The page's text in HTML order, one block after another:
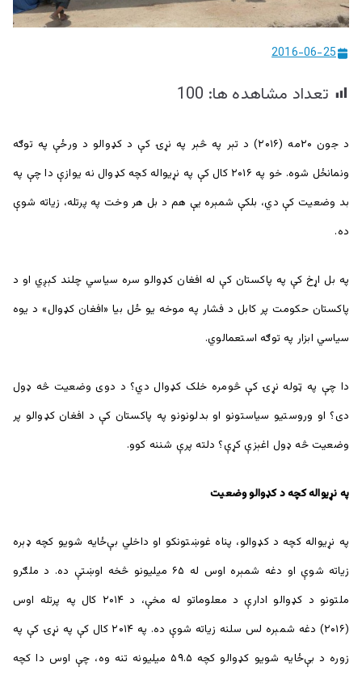
ییزو څېړنو
2016-06-25
تعداد مشاهده ها: 100
د جون ۲۰مه (۲۰۱۶) د تېر په څېر په نړۍ کې د کډوالو د ورځې په توګه
ونمانځل شوه. خو په ۲۰۱۶ کال کې په نړیواله کچه کډوال نه یوازې دا چې په
بد وضعیت کې دي، بلکې شمېره یې هم د بل هر وخت په پرتله، زیاته شوې
ده.
په بل اړخ کې په پاکستان کې له افغان کډوالو سره سیاسي چلند کېږي او د
پاکستان حکومت پر کابل د فشار په موخه یو ځل بیا «افغان کډوال» د یوه
سیاسي ابزار په توګه استعمالوي.
دا چې په ټوله نړۍ کې څومره خلک کډوال دي؟ د دوی وضعیت څه ډول
دی؟ او وروستيو سياستونو او بدلونونو په پاکستان کې د افغان کډوالو پر
وضعيت څه ډول اغېزې کړې؟ دلته پرې شننه کوو.
په نړيواله کچه د کډوالو وضعيت
په نړیواله کچه د کډوالو، پناه غوښتونکو او داخلي بې‌ځایه شويو کچه ډېره
زیاته شوې او دغه شمېره اوس له ۶۵ میلیونو څخه اوښتې ده. د ملګرو
ملتونو د کډوالو ادارې د معلوماتو له مخې، د ۲۰۱۴ کال په پرتله اوس
(۲۰۱۶)‌ دغه شمېره لس سلنه زیاته شوې ده. په ۲۰۱۴ کال کې په نړۍ کې په
زوره د بې‌ځایه شويو کډوالو کچه ۵۹.۵ میلیونه تنه وه، چې اوس دا کچه